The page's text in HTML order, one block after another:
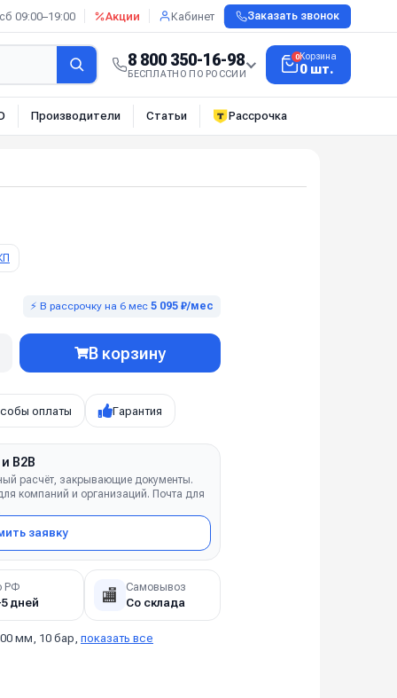
09:00–19:00 Акции Кабинет Заказать звонок
8 800 350-16-98
БЕСПЛАТНО ПО РОССИИ
0Корзина
0 шт.
Производители Статьи Рассрочка
⚡ В рассрочку на 6 мес5 095 ₽/мес
В корзину
оплаты Гарантия
B2B
расчёт, закрывающие документы.
компаний и организаций. Почта для
заявку
РФ
дней 🏬 Самовывоз
Со склада
мм, 10 бар, показать все